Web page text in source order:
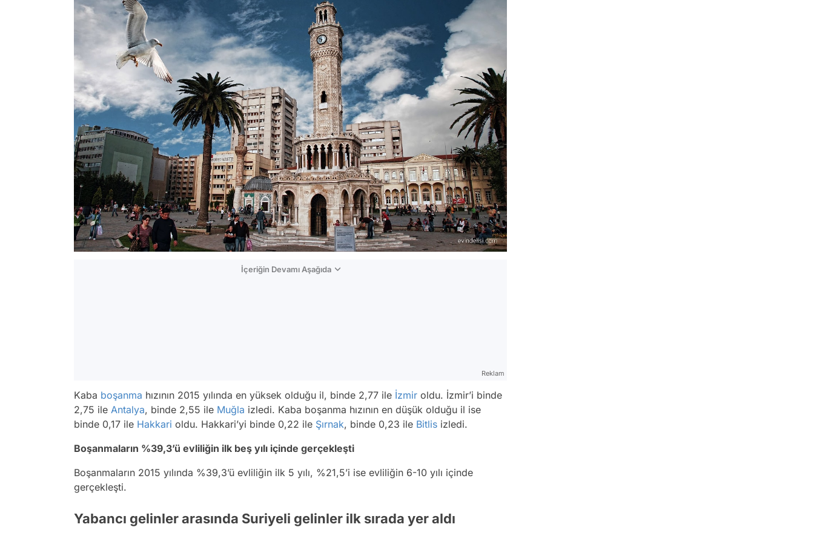
İçeriğin Devamı Aşağıda
Reklam
Kaba boşanma hızının 2015 yılında en yüksek olduğu il, binde 2,77 ile İzmir oldu. İzmir’i binde
2,75 ile Antalya, binde 2,55 ile Muğla izledi. Kaba boşanma hızının en düşük olduğu il ise
binde 0,17 ile Hakkari oldu. Hakkari’yi binde 0,22 ile Şırnak, binde 0,23 ile Bitlis izledi.
Boşanmaların %39,3’ü evliliğin ilk beş yılı içinde gerçekleşti
Boşanmaların 2015 yılında %39,3’ü evliliğin ilk 5 yılı, %21,5’i ise evliliğin 6-10 yılı içinde
gerçekleşti.
Yabancı gelinler arasında Suriyeli gelinler ilk sırada yer aldı